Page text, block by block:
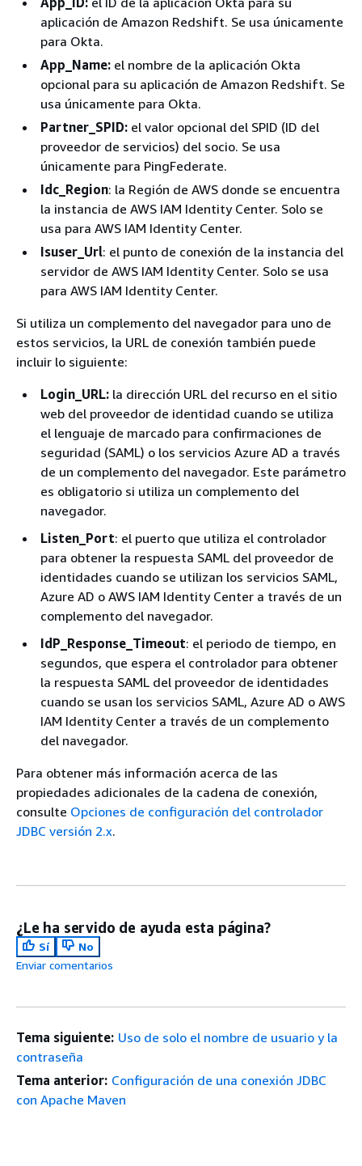
aplicación de Amazon Redshift. Se usa únicamente
para Okta.
App_Name: el nombre de la aplicación Okta
opcional para su aplicación de Amazon Redshift. Se
usa únicamente para Okta.
Partner_SPID: el valor opcional del SPID (ID del
proveedor de servicios) del socio. Se usa
únicamente para PingFederate.
Idc_Region: la Región de AWS donde se encuentra
la instancia de AWS IAM Identity Center. Solo se
usa para AWS IAM Identity Center.
Isuser_Url: el punto de conexión de la instancia del
servidor de AWS IAM Identity Center. Solo se usa
para AWS IAM Identity Center.
Si utiliza un complemento del navegador para uno de
estos servicios, la URL de conexión también puede
incluir lo siguiente:
Login_URL: la dirección URL del recurso en el sitio
web del proveedor de identidad cuando se utiliza
el lenguaje de marcado para confirmaciones de
seguridad (SAML) o los servicios Azure AD a través
de un complemento del navegador. Este parámetro
es obligatorio si utiliza un complemento del
navegador.
Listen_Port: el puerto que utiliza el controlador
para obtener la respuesta SAML del proveedor de
identidades cuando se utilizan los servicios SAML,
Azure AD o AWS IAM Identity Center a través de un
complemento del navegador.
IdP_Response_Timeout: el periodo de tiempo, en
segundos, que espera el controlador para obtener
la respuesta SAML del proveedor de identidades
cuando se usan los servicios SAML, Azure AD o AWS
IAM Identity Center a través de un complemento
del navegador.
Para obtener más información acerca de las
propiedades adicionales de la cadena de conexión,
consulte Opciones de configuración del controlador
JDBC versión 2.x.
¿Le ha servido de ayuda esta página?
Sí
No
Enviar comentarios
Tema siguiente: Uso de solo el nombre de usuario y la
contraseña
Tema anterior: Configuración de una conexión JDBC
con Apache Maven